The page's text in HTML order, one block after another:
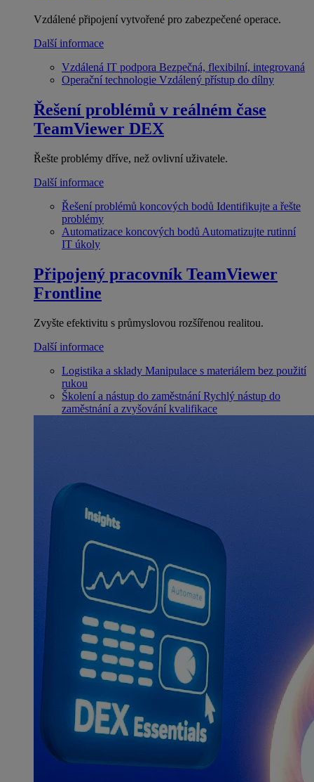
Vzdálené připojení vytvořené pro zabezpečené operace.
Další informace
Vzdálená IT podpora Bezpečná, flexibilní, integrovaná
Operační technologie Vzdálený přístup do dílny
Řešení problémů v reálném čase
TeamViewer DEX
Řešte problémy dříve, než ovlivní uživatele.
Další informace
Řešení problémů koncových bodů Identifikujte a řešte
problémy
Automatizace koncových bodů Automatizujte rutinní
IT úkoly
Připojený pracovník TeamViewer
Frontline
Zvyšte efektivitu s průmyslovou rozšířenou realitou.
Další informace
Logistika a sklady Manipulace s materiálem bez použití
rukou
Školení a nástup do zaměstnání Rychlý nástup do
zaměstnání a zvyšování kvalifikace